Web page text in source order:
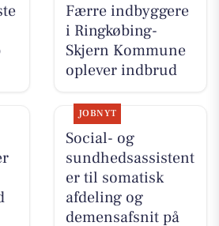
Færre indbyggere
i Ringkøbing-
Skjern Kommune
oplever indbrud
JOBNYT
Social- og
sundhedsassistent
er til somatisk
afdeling og
demensafsnit på